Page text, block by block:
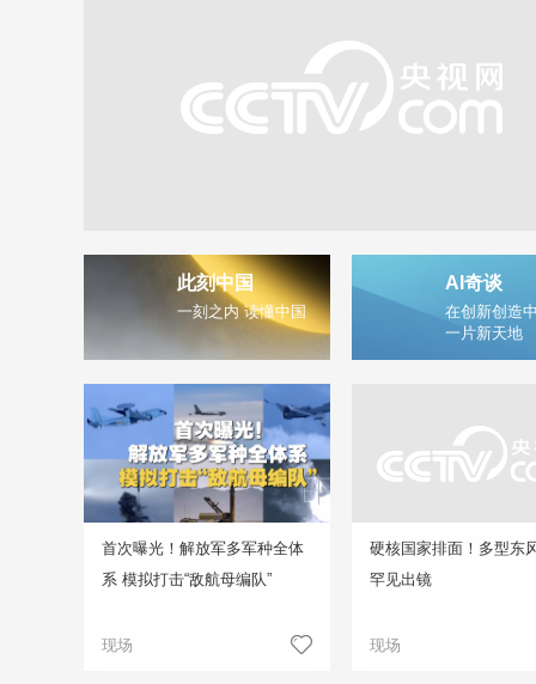
此刻中国
一刻之内 读懂中国
AI奇谈
在创新创造
一片新天地
首次曝光！解放军多军种全体
系 模拟打击“敌航母编队”
现场
硬核国家排面！多型东
罕见出镜
现场